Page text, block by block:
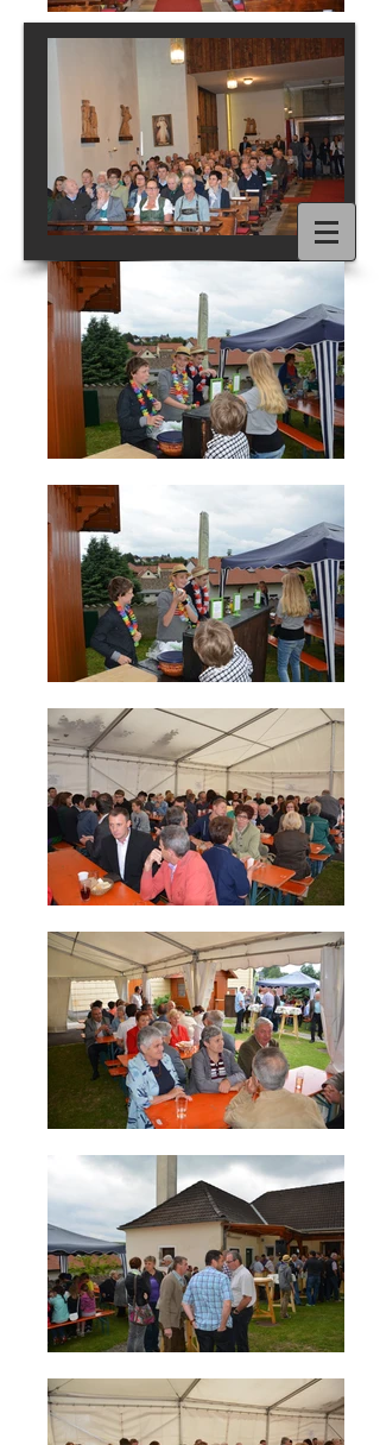
1/15
PFARREN
Hochwolkersdorf
und
Schwarzenbach